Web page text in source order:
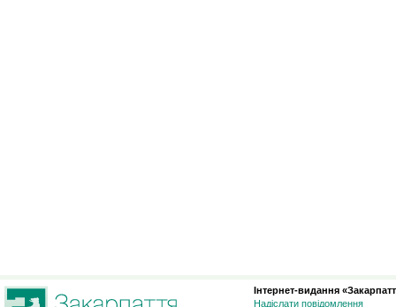
Інтернет-видання
Надіслати повідомлення